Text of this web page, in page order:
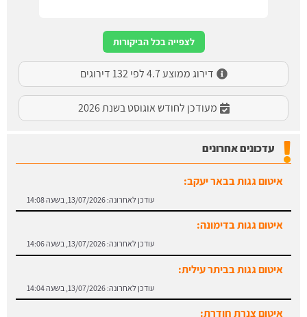
לצפייה בכל הביקורות
דירוג ממוצע 4.7 לפי 132 דירוגים
מעודכן לחודש אוגוסט בשנת 2026
עדכונים אחרונים
איטום גגות בבאר יעקב: